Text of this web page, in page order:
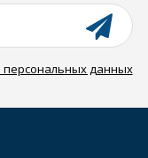
персональных данных